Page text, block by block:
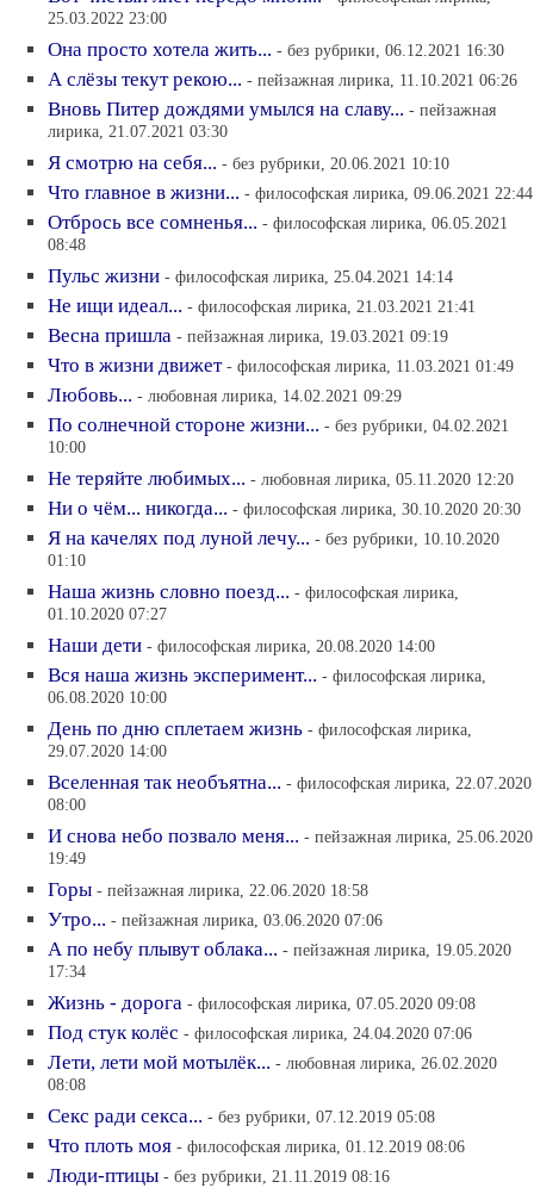
25.03.2022 23:00
Она просто хотела жить... - без рубрики, 06.12.2021 16:30
А слёзы текут рекою... - пейзажная лирика, 11.10.2021 06:26
Вновь Питер дождями умылся на славу... - пейзажная
лирика, 21.07.2021 03:30
Я смотрю на себя... - без рубрики, 20.06.2021 10:10
Что главное в жизни... - философская лирика, 09.06.2021 22:44
Отбрось все сомненья... - философская лирика, 06.05.2021
08:48
Пульс жизни - философская лирика, 25.04.2021 14:14
Не ищи идеал... - философская лирика, 21.03.2021 21:41
Весна пришла - пейзажная лирика, 19.03.2021 09:19
Что в жизни движет - философская лирика, 11.03.2021 01:49
Любовь... - любовная лирика, 14.02.2021 09:29
По солнечной стороне жизни... - без рубрики, 04.02.2021
10:00
Не теряйте любимых... - любовная лирика, 05.11.2020 12:20
Ни о чём... никогда... - философская лирика, 30.10.2020 20:30
Я на качелях под луной лечу... - без рубрики, 10.10.2020
01:10
Наша жизнь словно поезд... - философская лирика,
01.10.2020 07:27
Наши дети - философская лирика, 20.08.2020 14:00
Вся наша жизнь эксперимент... - философская лирика,
06.08.2020 10:00
День по дню сплетаем жизнь - философская лирика,
29.07.2020 14:00
Вселенная так необъятна... - философская лирика, 22.07.2020
08:00
И снова небо позвало меня... - пейзажная лирика, 25.06.2020
19:49
Горы - пейзажная лирика, 22.06.2020 18:58
Утро... - пейзажная лирика, 03.06.2020 07:06
А по небу плывут облака... - пейзажная лирика, 19.05.2020
17:34
Жизнь - дорога - философская лирика, 07.05.2020 09:08
Под стук колёс - философская лирика, 24.04.2020 07:06
Лети, лети мой мотылёк... - любовная лирика, 26.02.2020
08:08
Секс ради секса... - без рубрики, 07.12.2019 05:08
Что плоть моя - философская лирика, 01.12.2019 08:06
Люди-птицы - без рубрики, 21.11.2019 08:16